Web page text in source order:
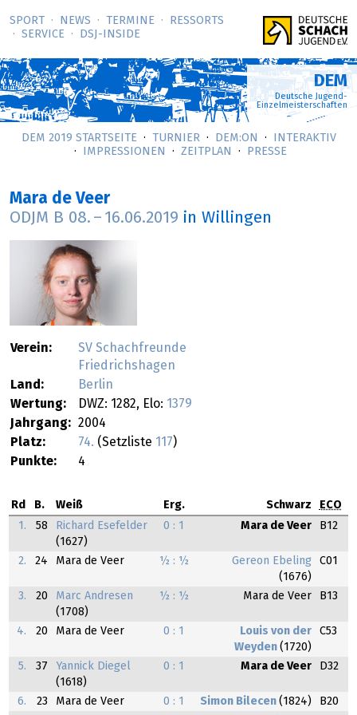
SPORT NEWS TERMINE
RESSORTS
SERVICE
DSJ-­INSIDE
DEM
Deutsche Jugend-
Einzelmeisterschaften
DEM 2019 STARTSEITE TURNIER DEM:ON
INTERAKTIV
IMPRESSIONEN
ZEITPLAN PRESSE
Mara de Veer
ODJM B 08. – 16.06.2019 in Willingen
Verein:
SV Schachfreunde
Friedrichshagen
Land:
Berlin
Wertung:
DWZ: 1282, Elo: 1379
Jahrgang: 2004
Platz:
74. (Setzliste 117)
Punkte:
4
Rd B. Weiß Erg. Schwarz
ECO
1.
58
Richard Esefelder
(1627)
0 : 1 Mara de Veer B12
2. 24 Mara de Veer ½ : ½
Gereon Ebeling
(1676)
C01
3. 20
Marc Andresen
(1708)
½ : ½ Mara de Veer B13
4. 20 Mara de Veer 0 : 1
Louis von der
Weyden (1720)
C53
5. 37
Yannick Diegel
(1618)
0 : 1 Mara de Veer D32
6. 23 Mara de Veer 0 : 1 Simon Bilecen (1824)
B20